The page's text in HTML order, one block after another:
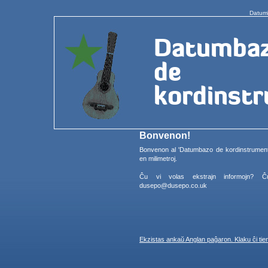
Bonvenon!
Bonvenon al 'Datumbazo de
en milimetroj.
Ĉu vi volas ekstrajn informojn?
dusepo@dusepo.co.uk
Ekzistas ankaŭ Anglan paĝaron. Klaku ĉi